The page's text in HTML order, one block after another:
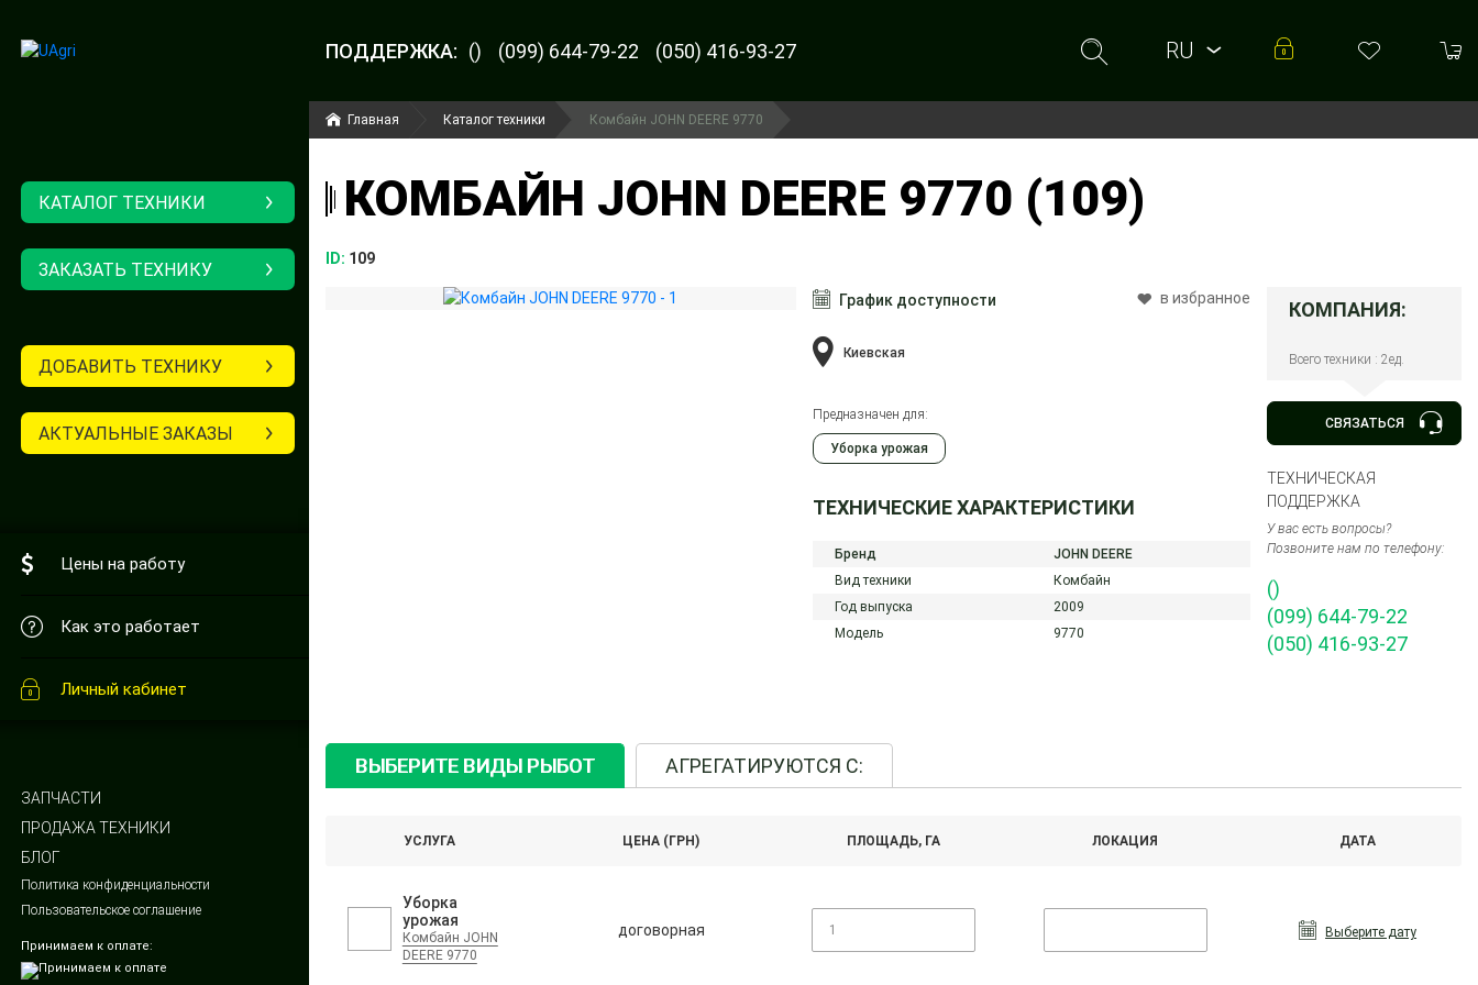
ПОДДЕРЖКА: () (099) 644-79-22 (050) 416-93-27
RU
КАТАЛОГ ТЕХНИКИ
ЗАКАЗАТЬ ТЕХНИКУ
ДОБАВИТЬ ТЕХНИКУ
АКТУАЛЬНЫЕ ЗАКАЗЫ
Цены на работу
Как это работает
Личный кабинет
ЗАПЧАСТИ
ПРОДАЖА ТЕХНИКИ
БЛОГ
Политика конфиденциальности
Пользовательское соглашение
Принимаем к оплате:
Главная Каталог техники Комбайн JOHN DEERE 9770
КОМБАЙН JOHN DEERE 9770 (109)
ID: 109
График доступности в избранное
Киевская
Предназначен для:
Уборка урожая
ТЕХНИЧЕСКИЕ ХАРАКТЕРИСТИКИ
Бренд
JOHN DEERE
Вид техники
Комбайн
Год выпуска
2009
Модель
9770
КОМПАНИЯ:
Всего техники : 2ед.
СВЯЗАТЬСЯ
ТЕХНИЧЕСКАЯ
ПОДДЕРЖКА
У вас есть вопросы?
Позвоните нам по телефону:
()
(099) 644-79-22
(050) 416-93-27
ВЫБЕРИТЕ ВИДЫ РЫБОТ АГРЕГАТИРУЮТСЯ С:
УСЛУГА ЦЕНА (ГРН) ПЛОЩАДЬ, ГА ЛОКАЦИЯ ДАТА
Уборка
урожая
Комбайн JOHN
DEERE 9770
договорная Выберите дату